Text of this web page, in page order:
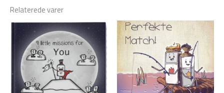
Relaterede varer